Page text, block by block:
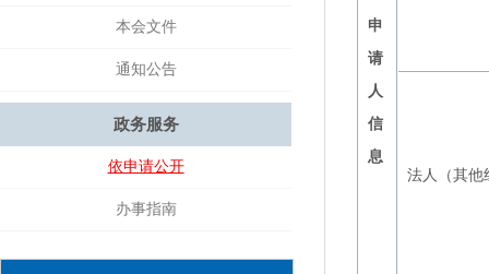
本会文件
通知公告
政务服务
依申请公开
办事指南
申
请
人
信
息
法人（其他